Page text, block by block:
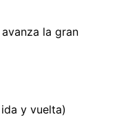
la gran
y vuelta)